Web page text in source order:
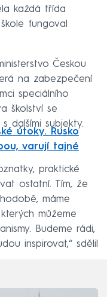
každá třída
fungoval
Českou
na zabezpečení
speciálního
školství se
dalšími subjekty.
útoky. Rusko
varují tajné
praktické
ostatní. Tím, že
máme
můžeme
Budeme rádi,
inspirovat,“ sdělil